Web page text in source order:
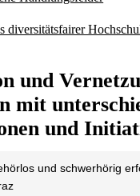
diversitätsfairer
und
mit
und
und schwerhörig